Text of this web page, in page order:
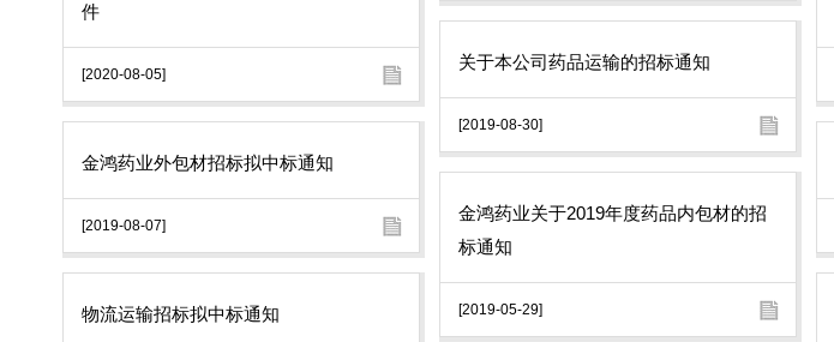
件
[2020-08-05]
关于本公司药品运输的招标通知
[2019-08-30]
金鸿药业外包材招标拟中标通知
[2019-08-07]
金鸿药业关于2019年度药品内包材的招
标通知
[2019-05-29]
物流运输招标拟中标通知